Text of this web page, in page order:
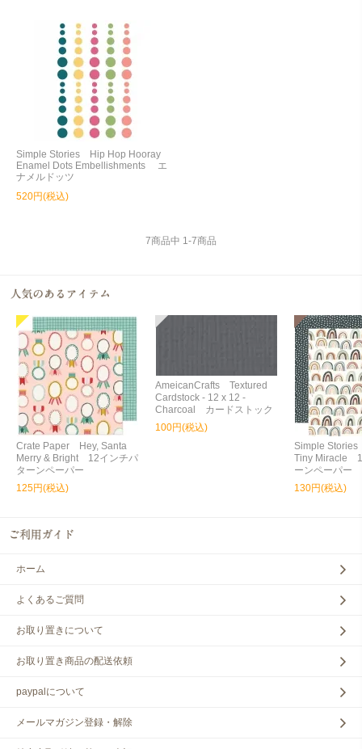
Simple Stories Hip Hop Hooray
Enamel Dots Embellishments エ
ナメルドッツ
520円(税込)
7商品中 1-7商品
Crate Paper Hey, Santa
Merry & Bright 12インチパ
ターンペーパー
125円(税込)
AmeicanCrafts Textured
Cardstock - 12 x 12 -
Charcoal カードストック
100円(税込)
Simple
Tiny Miracle
ーンペーパー
130円(税込)
ホーム
よくあるご質問
お取り置きについて
お取り置き商品の配送依頼
paypalについて
メールマガジン登録・解除